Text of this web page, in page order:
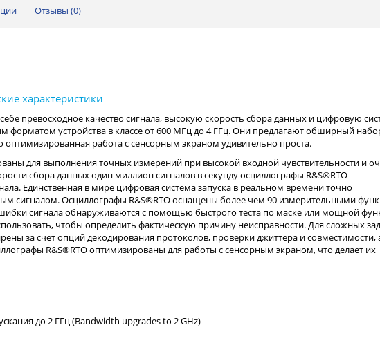
Отзывы (0)
превосходное качество сигнала, высокую скорость сбора данных и цифровую
форматом устройства в классе от 600 МГц до 4 ГГц. Они предлагают обширный
работа с сенсорным экраном удивительно проста.
для выполнения точных измерений при высокой входной чувствительности и
сбора данных один миллион сигналов в секунду осциллографы R&S®RTO
Единственная в мире цифровая система запуска в реальном времени точно
сигналом. Осциллографы R&S®RTO оснащены более чем 90 измерительными
сигнала обнаруживаются с помощью быстрого теста по маске или мощной
чтобы определить фактическую причину неисправности. Для сложных
за счет опций декодирования протоколов, проверки джиттера и совместимости,
R&S®RTO оптимизированы для работы с сенсорным экраном, что делает их
до 2 ГГц (Bandwidth upgrades to 2 GHz)